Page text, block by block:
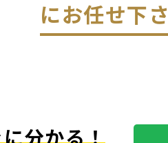
にお任せ下
分かる！